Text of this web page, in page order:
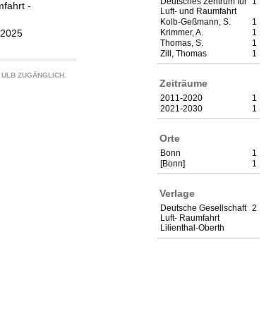
Luft- und Raumfahrt
1
Kolb-Geßmann, S.
1
Krimmer, A.
1
Thomas, S.
1
Zill, Thomas
Zeiträume
1
2011-2020
1
2021-2030
Orte
1
Bonn
1
[Bonn]
Verlage
2
Deutsche Gesellschaft
Luft- Raumfahrt
Lilienthal-Oberth
-
ZUGÄNGLICH.